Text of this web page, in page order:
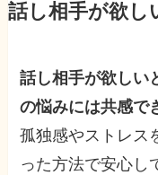
話し相手が欲し
話し相手が欲しい
の悩みには共感で
孤独感やストレス
った方法で安心し